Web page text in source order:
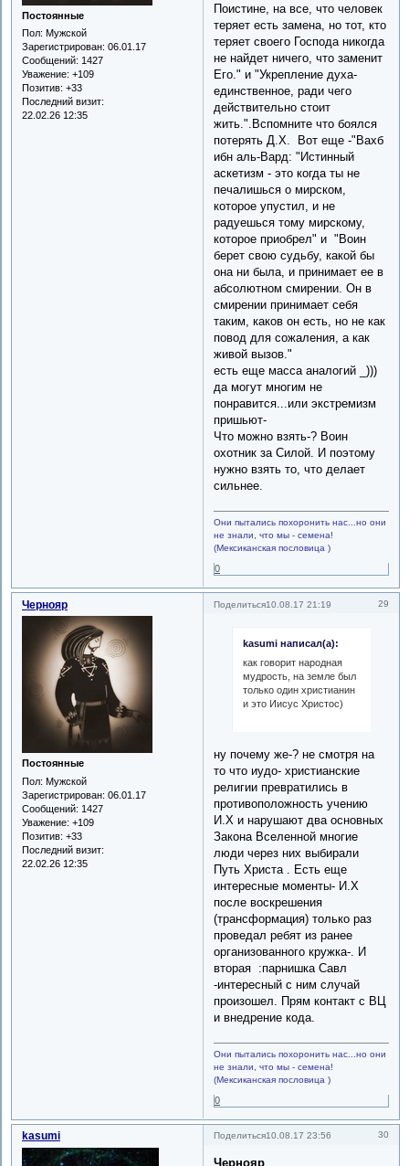
Постоянные
Пол: Мужской
Зарегистрирован: 06.01.17
Сообщений: 1427
Уважение: +109
Позитив: +33
Последний визит:
22.02.26 12:35
Поистине, на все, что человек
теряет есть замена, но тот, кто
теряет своего Господа никогда
не найдет ничего, что заменит
Его." и "Укрепление духа-
единственное, ради чего
действительно стоит
жить.".Вспомните что боялся
потерять Д.Х. Вот еще -"Вахб
ибн аль-Вард: "Истинный
аскетизм - это когда ты не
печалишься о мирском,
которое упустил, и не
радуешься тому мирскому,
которое приобрел" и "Воин
берет свою судьбу, какой бы
она ни была, и принимает ее в
абсолютном смирении. Он в
смирении принимает себя
таким, каков он есть, но не как
повод для сожаления, а как
живой вызов."
есть еще масса аналогий _)))
да могут многим не
понравится...или экстремизм
пришьют-
Что можно взять-? Воин
охотник за Силой. И поэтому
нужно взять то, что делает
сильнее.
Они пытались похоронить нас...но они
не знали, что мы - семена!
(Мексиканская пословица )
0
Поделиться 29
10.08.17 21:19
Чернояр
Постоянные
Пол: Мужской
Зарегистрирован: 06.01.17
Сообщений: 1427
Уважение: +109
Позитив: +33
Последний визит:
22.02.26 12:35
kasumi написал(а):
как говорит народная
мудрость, на земле был
только один христианин
и это Иисус Христос)
ну почему же-? не смотря на
то что иудо- христианские
религии превратились в
противоположность учению
И.Х и нарушают два основных
Закона Вселенной многие
люди через них выбирали
Путь Христа . Есть еще
интересные моменты- И.Х
после воскрешения
(трансформация) только раз
проведал ребят из ранее
организованного кружка-. И
вторая :парнишка Савл
-интересный с ним случай
произошел. Прям контакт с ВЦ
и внедрение кода.
Они пытались похоронить нас...но они
не знали, что мы - семена!
(Мексиканская пословица )
0
Поделиться 30
10.08.17 23:56
kasumi
Чернояр